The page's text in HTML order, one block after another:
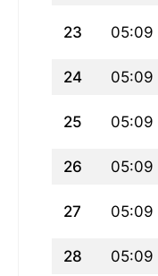
23 05:09
24 05:09
25 05:09
26 05:09
27 05:09
28 05:09